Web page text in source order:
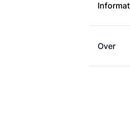
Over